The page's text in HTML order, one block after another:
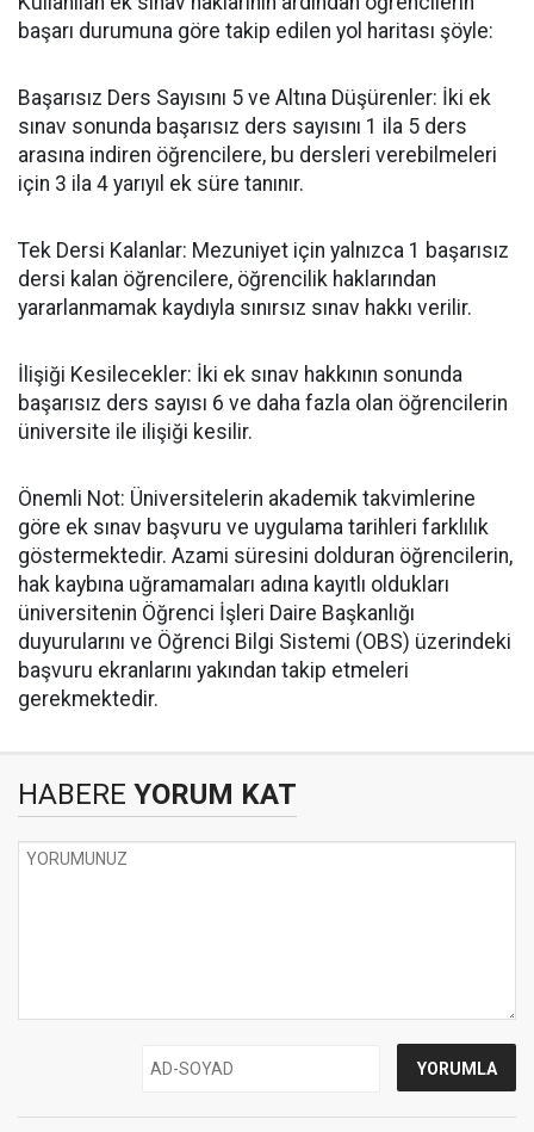
başarı durumuna göre takip edilen yol haritası şöyle:
​Başarısız Ders Sayısını 5 ve Altına Düşürenler: İki ek
sınav sonunda başarısız ders sayısını 1 ila 5 ders
arasına indiren öğrencilere, bu dersleri verebilmeleri
için 3 ila 4 yarıyıl ek süre tanınır.
​Tek Dersi Kalanlar: Mezuniyet için yalnızca 1 başarısız
dersi kalan öğrencilere, öğrencilik haklarından
yararlanmamak kaydıyla sınırsız sınav hakkı verilir.
​İlişiği Kesilecekler: İki ek sınav hakkının sonunda
başarısız ders sayısı 6 ve daha fazla olan öğrencilerin
üniversite ile ilişiği kesilir.
​Önemli Not: Üniversitelerin akademik takvimlerine
göre ek sınav başvuru ve uygulama tarihleri farklılık
göstermektedir. Azami süresini dolduran öğrencilerin,
hak kaybına uğramamaları adına kayıtlı oldukları
üniversitenin Öğrenci İşleri Daire Başkanlığı
duyurularını ve Öğrenci Bilgi Sistemi (OBS) üzerindeki
başvuru ekranlarını yakından takip etmeleri
gerekmektedir.
HABERE YORUM KAT